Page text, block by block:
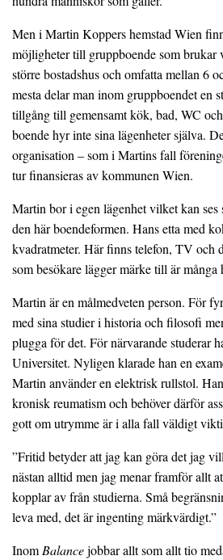
Men i Martin Koppers hemstad Wien
möjligheter till gruppboende som brukar
större bostadshus och omfatta mellan 6
mesta delar man inom gruppboendet en
tillgång till gemensamt kök, bad, WC
boende hyr inte sina lägenheter själva.
organisation – som i Martins fall
tur finansieras av kommunen Wien.
Martin bor i egen lägenhet vilket kan
den här boendeformen. Hans etta med
kvadratmeter. Här finns telefon, TV och
som besökare lägger märke till är
Martin är en målmedveten person. För
med sina studier i historia och filosofi
plugga för det. För närvarande studerar
Universitet. Nyligen klarade han en
Martin använder en elektrisk rullstol.
kronisk reumatism och behöver därför
gott om utrymme är i alla fall väldigt
”Fritid betyder att jag kan göra det jag
nästan alltid men jag menar framför allt
kopplar av från studierna. Små
leva med, det är ingenting märkvärdigt.”
Inom Balancejobbar allt som allt tio